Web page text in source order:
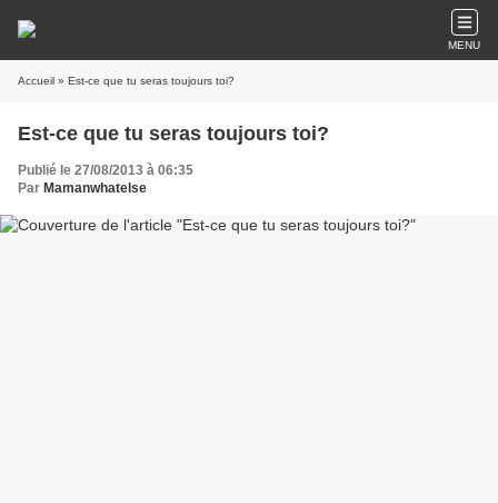
MENU
Accueil » Est-ce que tu seras toujours toi?
Est-ce que tu seras toujours toi?
Publié le 27/08/2013 à 06:35
Par Mamanwhatelse